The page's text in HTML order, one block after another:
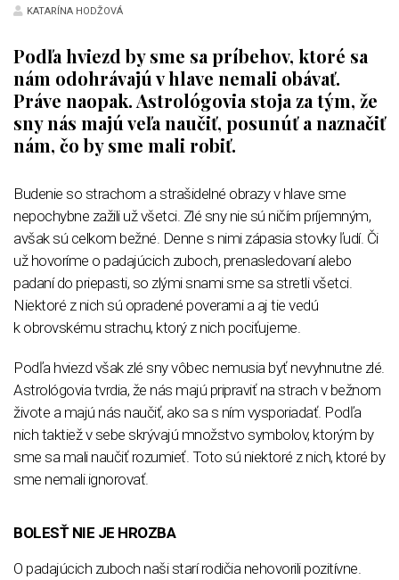
KATARÍNA HODŽOVÁ
Podľa hviezd by sme sa príbehov, ktoré sa
nám odohrávajú v hlave nemali obávať.
Práve naopak. Astrológovia stoja za tým, že
sny nás majú veľa naučiť, posunúť a naznačiť
nám, čo by sme mali robiť.
Budenie so strachom a strašidelné obrazy v hlave sme
nepochybne zažili už všetci. Zlé sny nie sú ničím príjemným,
avšak sú celkom bežné. Denne s nimi zápasia stovky ľudí. Či
už hovoríme o padajúcich zuboch, prenasledovaní alebo
padaní do priepasti, so zlými snami sme sa stretli všetci.
Niektoré z nich sú opradené poverami a aj tie vedú
k obrovskému strachu, ktorý z nich pociťujeme.
Podľa hviezd však zlé sny vôbec nemusia byť nevyhnutne zlé.
Astrológovia tvrdia, že nás majú pripraviť na strach v bežnom
živote a majú nás naučiť, ako sa s ním vysporiadať. Podľa
nich taktiež v sebe skrývajú množstvo symbolov, ktorým by
sme sa mali naučiť rozumieť. Toto sú niektoré z nich, ktoré by
sme nemali ignorovať.
BOLESŤ NIE JE HROZBA
O padajúcich zuboch naši starí rodičia nehovorili pozitívne.